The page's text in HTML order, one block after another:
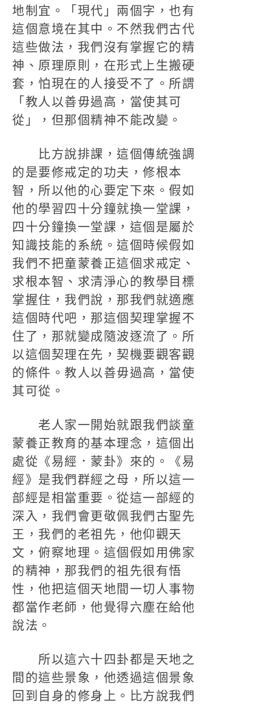
地制宜。「現代」兩個字，也有
這個意境在其中。不然我們古代
這些做法，我們沒有掌握它的精
神、原理原則，在形式上生搬硬
套，怕現在的人接受不了。所謂
「教人以善毋過高，當使其可
從」，但那個精神不能改變。
比方說排課，這個傳統強調
的是要修戒定的功夫，修根本
智，所以他的心要定下來。假如
他的學習四十分鐘就換一堂課，
四十分鐘換一堂課，這個是屬於
知識技能的系統。這個時候假如
我們不把童蒙養正這個求戒定、
求根本智、求清淨心的教學目標
掌握住，我們說，那我們就適應
這個時代吧，那這個契理掌握不
住了，那就變成隨波逐流了。所
以這個契理在先，契機要觀客觀
的條件。教人以善毋過高，當使
其可從。
老人家一開始就跟我們談童
蒙養正教育的基本理念，這個出
處從《易經．蒙卦》來的。《易
經》是我們群經之母，所以這一
部經是相當重要。從這一部經的
深入，我們會更敬佩我們古聖先
王，我們的老祖先，他仰觀天
文，俯察地理。這個假如用佛家
的精神，那我們的祖先很有悟
性，他把這個天地間一切人事物
都當作老師，他覺得六塵在給他
說法。
所以這六十四卦都是天地之
間的這些景象，他透過這個景象
回到自身的修身上。比方說我們